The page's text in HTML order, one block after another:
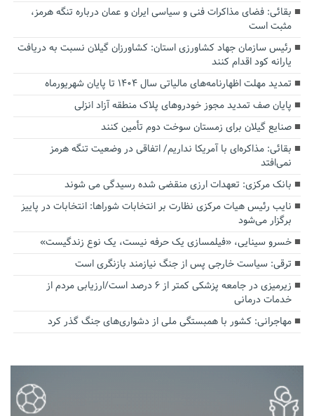
بقائی: فضای مذاکرات فنی و سیاسی ایران و عمان درباره تنگه هرمز،
مثبت است
رئیس سازمان جهاد کشاورزی استان: کشاورزان گیلان نسبت به دریافت
یارانه کود اقدام کنند
تمدید مهلت اظهارنامه‌های مالیاتی سال ۱۴۰۴ تا پایان شهریورماه
پایان صف تمدید مجوز خودروهای پلاک منطقه آزاد انزلی
صنایع گیلان برای زمستان سوخت دوم تأمین کنند
بقائی: مذاکره‌ای با آمریکا نداریم/ اتفاقی در وضعیت تنگه هرمز
نمی‌افتد
بانک مرکزی: تعهدات ارزی منقضی شده رسیدگی می شوند
نایب رئیس هیات مرکزی نظارت بر انتخابات شوراها: انتخابات در پاییز
برگزار می‌شود
خسرو سینایی، «فیلمسازی یک حرفه نیست، یک نوع زندگیست»
ترقی: سیاست خارجی پس از جنگ نیازمند بازنگری است
زیرمیزی در جامعه پزشکی کمتر از ۶ درصد است/ارزیابی مردم از
خدمات درمانی
مهاجرانی: کشور با همبستگی ملی از دشواری‌های جنگ گذر کرد